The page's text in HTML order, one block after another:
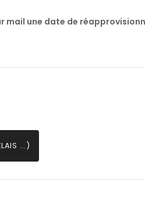
mail une date de
...)